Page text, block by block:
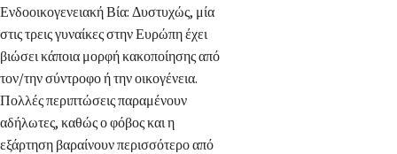
Ενδοοικογενειακή Βία: Δυστυχώς, μία
στις τρεις γυναίκες στην Ευρώπη έχει
βιώσει κάποια μορφή κακοποίησης από
τον/την σύντροφο ή την οικογένεια.
Πολλές περιπτώσεις παραμένουν
αδήλωτες, καθώς ο φόβος και η
εξάρτηση βαραίνουν περισσότερο από